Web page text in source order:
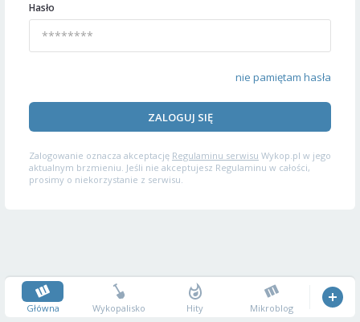
Hasło
nie pamiętam hasła
ZALOGUJ SIĘ
Zalogowanie oznacza akceptację Regulaminu serwisu Wykop.pl w jego
aktualnym brzmieniu. Jeśli nie akceptujesz Regulaminu w całości,
prosimy o niekorzystanie z serwisu.
Główna Wykopalisko Hity Mikroblog